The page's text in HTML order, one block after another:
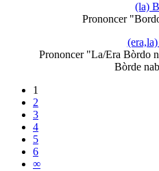
(la)
Prononcer
Prononcer "La/Era Bòrdo
Bòrde
1
2
3
4
5
6
∞